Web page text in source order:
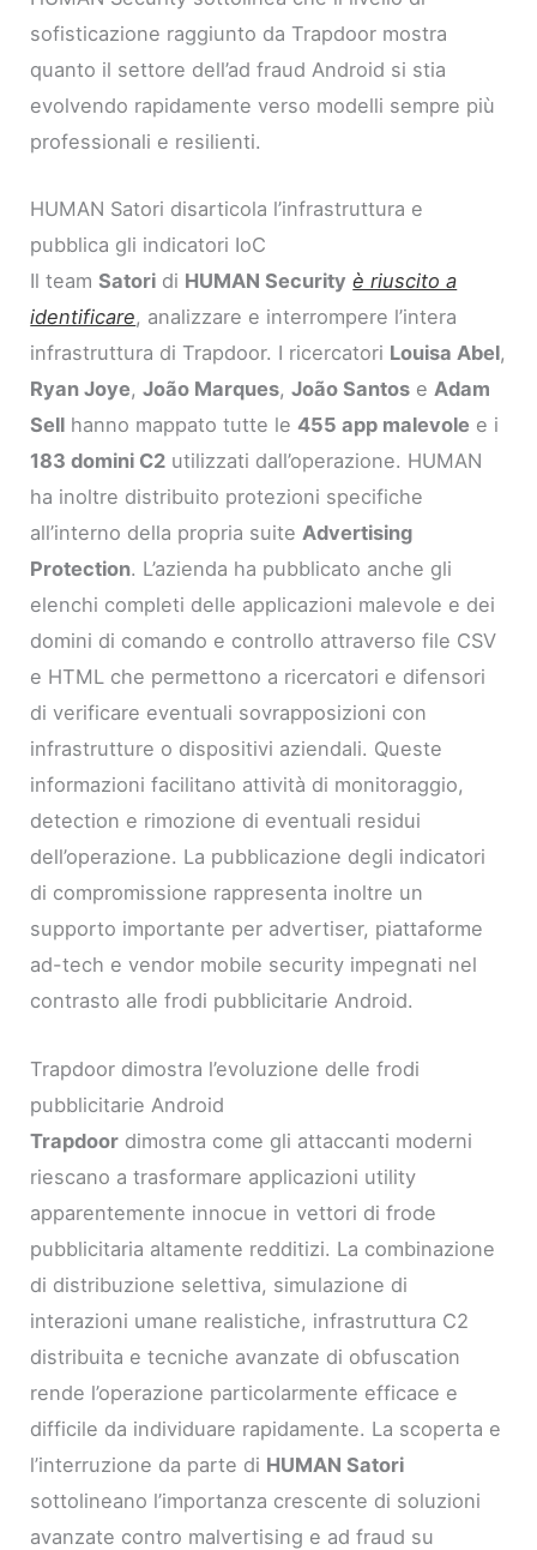
sofisticazione raggiunto da Trapdoor mostra
quanto il settore dell’ad fraud Android si stia
evolvendo rapidamente verso modelli sempre più
professionali e resilienti.
HUMAN Satori disarticola l’infrastruttura e
pubblica gli indicatori IoC
Il teamSatori di HUMAN Security è riuscito a
identificare, analizzare e interrompere l’intera
infrastruttura di Trapdoor. I ricercatori Louisa Abel,
Ryan Joye,João Marques,João Santos eAdam
Sell hanno mappato tutte le455 app malevole e i
183 domini C2 utilizzati dall’operazione. HUMAN
ha inoltre distribuito protezioni specifiche
all’interno della propria suiteAdvertising
Protection. L’azienda ha pubblicato anche gli
elenchi completi delle applicazioni malevole e dei
domini di comando e controllo attraverso file CSV
e HTML che permettono a ricercatori e difensori
di verificare eventuali sovrapposizioni con
infrastrutture o dispositivi aziendali. Queste
informazioni facilitano attività di monitoraggio,
detection e rimozione di eventuali residui
dell’operazione. La pubblicazione degli indicatori
di compromissione rappresenta inoltre un
supporto importante per advertiser, piattaforme
ad-tech e vendor mobile security impegnati nel
contrasto alle frodi pubblicitarie Android.
Trapdoor dimostra l’evoluzione delle frodi
pubblicitarie Android
Trapdoor dimostra come gli attaccanti moderni
riescano a trasformare applicazioni utility
apparentemente innocue in vettori di frode
pubblicitaria altamente redditizi. La combinazione
di distribuzione selettiva, simulazione di
interazioni umane realistiche, infrastruttura C2
distribuita e tecniche avanzate di obfuscation
rende l’operazione particolarmente efficace e
difficile da individuare rapidamente. La scoperta e
l’interruzione da parte di HUMAN Satori
sottolineano l’importanza crescente di soluzioni
avanzate contro malvertising e ad fraud su